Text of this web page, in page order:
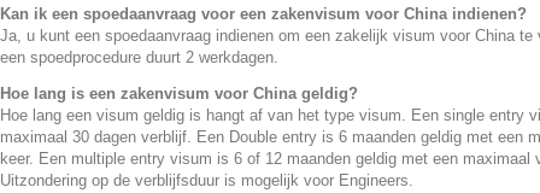
Kan ik een spoedaanvraag voor een zakenvisum voor China indienen?
Ja, u kunt een spoedaanvraag indienen om een zakelijk visum voor China te
een spoedprocedure duurt 2 werkdagen.
Hoe lang is een zakenvisum voor China geldig?
Hoe lang een visum geldig is hangt af van het type visum. Een single entry
maximaal 30 dagen verblijf. Een Double entry is 6 maanden geldig met een
keer. Een multiple entry visum is 6 of 12 maanden geldig met een maximaal
Uitzondering op de verblijfsduur is mogelijk voor Engineers.